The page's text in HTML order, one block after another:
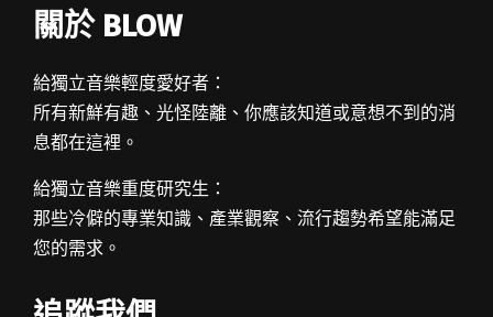
關於 BLOW
給獨立音樂輕度愛好者：
所有新鮮有趣、光怪陸離、你應該知道或意想不到的消
息都在這裡。
給獨立音樂重度研究生：
那些冷僻的專業知識、產業觀察、流行趨勢希望能滿足
您的需求。